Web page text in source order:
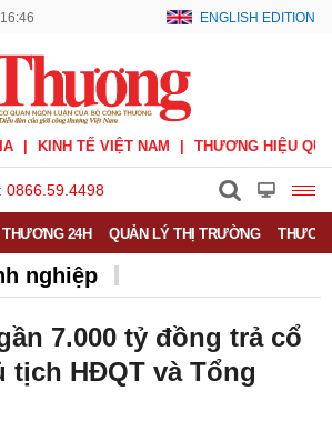
ENGLISH EDITION
KINH TẾ VIỆT NAM THƯƠNG HIỆU
0866.59.4498
24H QUẢN LÝ THỊ TRƯỜNG
nghiệp
nghiệp
7.000 tỷ đồng trả cổ
tịch HĐQT và Tổng